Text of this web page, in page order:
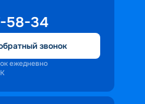
и заинтересованность
каждом госте.
пассажиры
иную атмосферу,
приключениям и
58-34
звонок
ежедневно